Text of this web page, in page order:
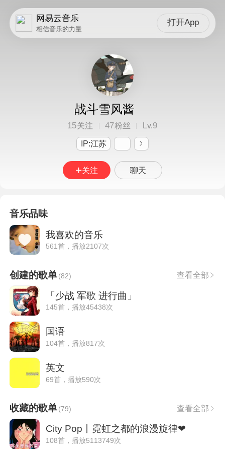
网易云音乐
相信音乐的力量
打开App
战斗雪风酱
15关注 47粉丝 Lv.9
IP:江苏
关注 聊天
音乐品味
我喜欢的音乐
561首，播放2107次
创建的歌单(82) 查看全部
「少战 军歌 进行曲」
145首，播放45438次
国语
104首，播放817次
英文
69首，播放590次
收藏的歌单(79) 查看全部
City Pop丨霓虹之都的浪漫旋律❤
108首，播放5113749次